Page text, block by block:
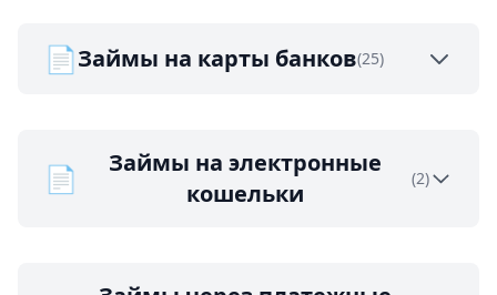
📄Займы на карты банков(25)
📄
Займы на электронные
кошельки
(2)